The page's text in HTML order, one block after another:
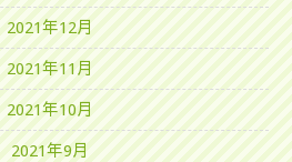
2021年12月
2021年11月
2021年10月
2021年9月